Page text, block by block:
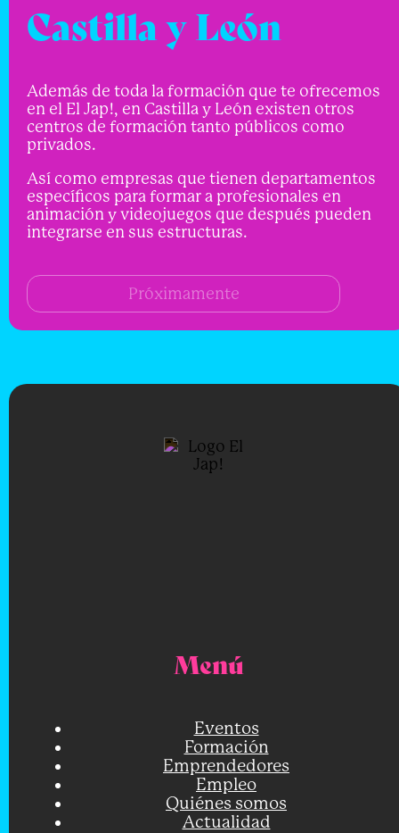
Castilla y León
Además de toda la formación que te ofrecemos
en el El Jap!, en Castilla y León existen otros
centros de formación tanto públicos como
privados.
Así como empresas que tienen departamentos
específicos para formar a profesionales en
animación y videojuegos que después pueden
integrarse en sus estructuras.
Próximamente
Menú
Eventos
Formación
Emprendedores
Empleo
Quiénes somos
Actualidad